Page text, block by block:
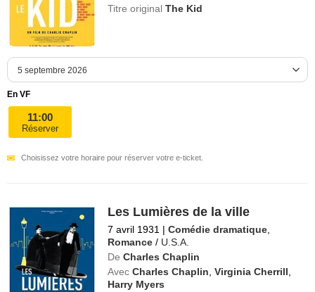
Titre originalThe Kid
En VF
11:00
Réserver
Choisissez votre horaire pour réserver votre e-ticket.
Les Lumières de la ville
7 avril 1931 | Comédie dramatique
Romance / U.S.A.
De Charles Chaplin
Avec Charles Chaplin ,Virginia Cherrill
Harry Myers